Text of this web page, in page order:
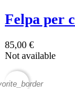
Felpa per
85,00 €
Not available